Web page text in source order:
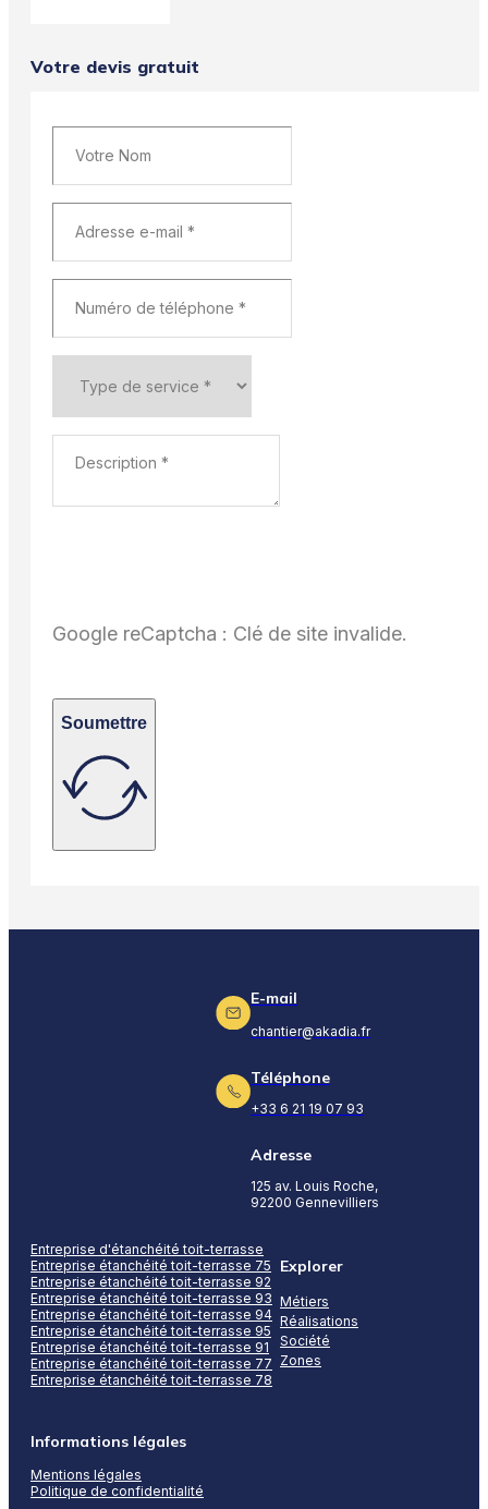
Votre devis gratuit
Google reCaptcha : Clé de site invalide.
Soumettre
E-mail
chantier@akadia.fr
Téléphone
+33 6 21 19 07 93
Adresse
125 av. Louis Roche,
92200 Gennevilliers
Entreprise d'étanchéité toit-terrasse
Entreprise étanchéité toit-terrasse 75
Entreprise étanchéité toit-terrasse 92
Entreprise étanchéité toit-terrasse 93
Entreprise étanchéité toit-terrasse 94
Entreprise étanchéité toit-terrasse 95
Entreprise étanchéité toit-terrasse 91
Entreprise étanchéité toit-terrasse 77
Entreprise étanchéité toit-terrasse 78
Explorer
Métiers
Réalisations
Société
Zones
Informations légales
Mentions légales
Politique de confidentialité